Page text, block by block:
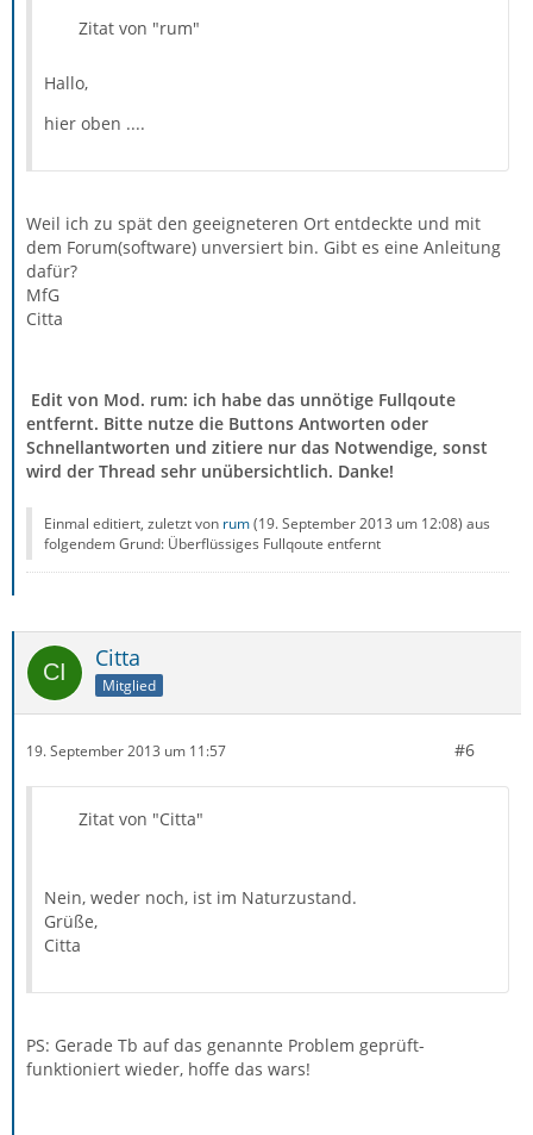
Zitat von "rum"
Hallo,
hier oben ....
Weil ich zu spät den geeigneteren Ort entdeckte und mit
dem Forum(software) unversiert bin. Gibt es eine Anleitung
dafür?
MfG
Citta
Edit von Mod. rum: ich habe das unnötige Fullqoute
entfernt. Bitte nutze die Buttons Antworten oder
Schnellantworten und zitiere nur das Notwendige, sonst
wird der Thread sehr unübersichtlich. Danke!
Einmal editiert, zuletzt von rum(19. September 2013 um 12:08) aus
folgendem Grund: Überflüssiges Fullqoute entfernt
Citta
Mitglied
19. September 2013 um 11:57 #6
Zitat von "Citta"
Nein, weder noch, ist im Naturzustand.
Grüße,
Citta
PS: Gerade Tb auf das genannte Problem geprüft-
funktioniert wieder, hoffe das wars!